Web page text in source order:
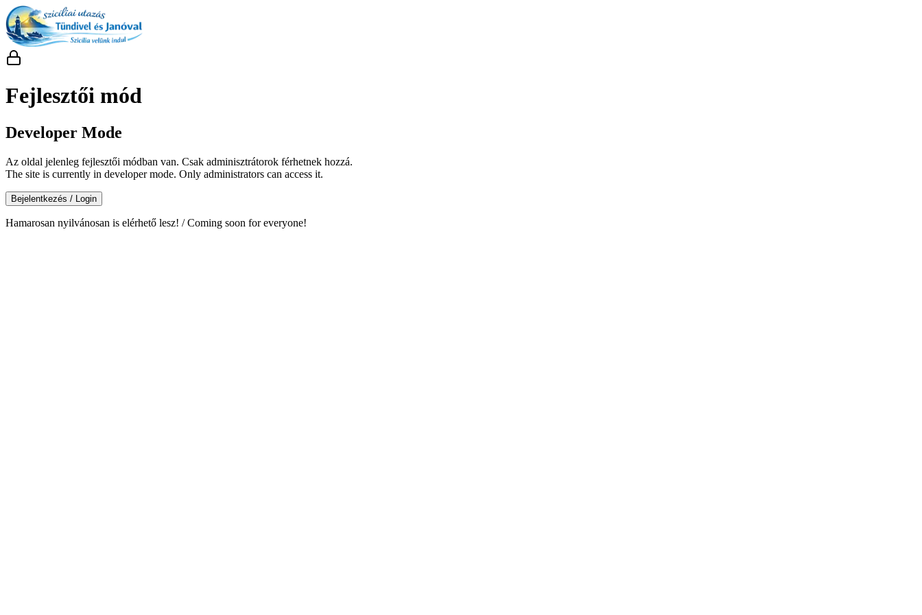
Fejlesztői mód
Developer Mode
Az oldal jelenleg fejlesztői módban van. Csak adminisztrátorok férhetnek hozzá.
The site is currently in developer mode. Only administrators can access it.
Bejelentkezés / Login
Hamarosan nyilvánosan is elérhető lesz! / Coming soon for everyone!